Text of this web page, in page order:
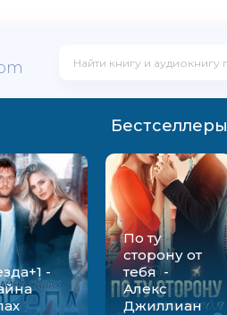
Бестселлеры
-
По ту
сторону от
тебя -
Алекс
Джиллиан